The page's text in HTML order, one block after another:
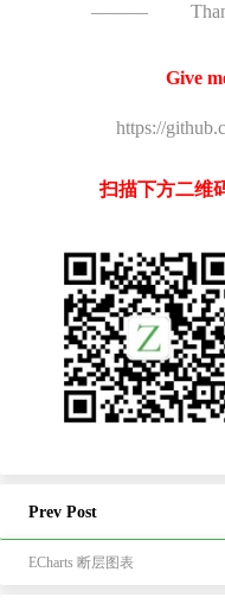
———
Give
https://
扫描下方二维
Prev Post
ECharts 断层图表